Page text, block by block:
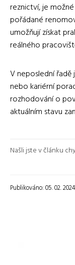
reznictví, je
pořádané
umožňují získat
reálného
V neposlední
nebo kariérní
rozhodování o
aktuálním stavu
Našli jste v článku
Publikováno: 05. 02. 2024